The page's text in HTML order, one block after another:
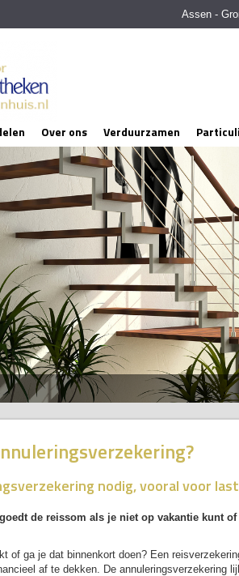
Assen -
Over ons Verduurzamen
nodig, vooral voor
de reissom als je niet op vakantie kunt
of ga je dat binnenkort doen? Een
af te dekken. De annuleringsverzekering